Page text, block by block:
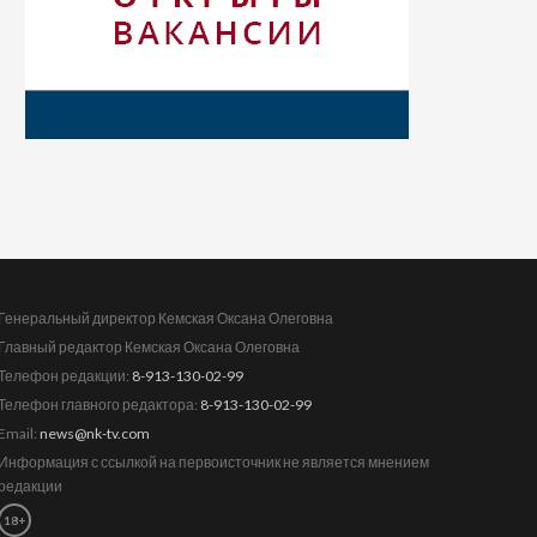
директор Кемская Оксана Олеговна
редактор Кемская Оксана Олеговна
редакции: 8-913-130-02-99
главного редактора: 8-913-130-02-99
news@nk-tv.com
с ссылкой на первоисточник не является мнением
18+